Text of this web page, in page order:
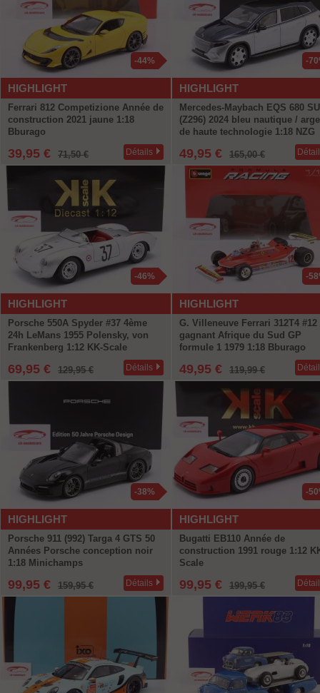
HIGHLIGHT
-44%
Ferrari 812 Competizione Année de
construction 2021 jaune 1:18
Bburago
39,95 € 71,50 € Détails
HIGHLIGHT
-
Mercedes-Maybach EQS 680
(Z296) 2024 bleu nautique /
de haute technologie 1:18 NZG
49,95 € 165,00 €
HIGHLIGHT
-46%
Porsche 550A Spyder #37 4ème
24h LeMans 1955 Polensky, von
Frankenberg 1:12 KK-Scale
69,95 € 129,95 € Détails
HIGHLIGHT
-
G. Villeneuve Ferrari 312T4 #12
gagnant Afrique du Sud GP
formule 1 1979 1:18 Bburago
49,95 € 119,99 €
HIGHLIGHT
-38%
Porsche 911 (992) Targa 4 GTS 50
Années Porsche conception noir
1:18 Minichamps
99,95 € 159,95 € Détails
HIGHLIGHT
-
Bugatti EB110 Année de
construction 1991 rouge 1:12
Scale
99,95 € 199,95 €